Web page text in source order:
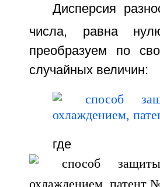
Дисперсия
числа, равна
преобразуем по
случайных величин:
где